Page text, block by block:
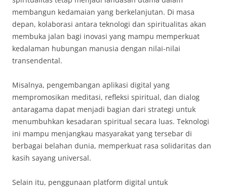
membangun kedamaian yang berkelanjutan. Di masa
depan, kolaborasi antara teknologi dan spiritualitas akan
membuka jalan bagi inovasi yang mampu memperkuat
kedalaman hubungan manusia dengan nilai-nilai
transendental.
Misalnya, pengembangan aplikasi digital yang
mempromosikan meditasi, refleksi spiritual, dan dialog
antaragama dapat menjadi bagian dari strategi untuk
menumbuhkan kesadaran spiritual secara luas. Teknologi
ini mampu menjangkau masyarakat yang tersebar di
berbagai belahan dunia, memperkuat rasa solidaritas dan
kasih sayang universal.
Selain itu, penggunaan platform digital untuk